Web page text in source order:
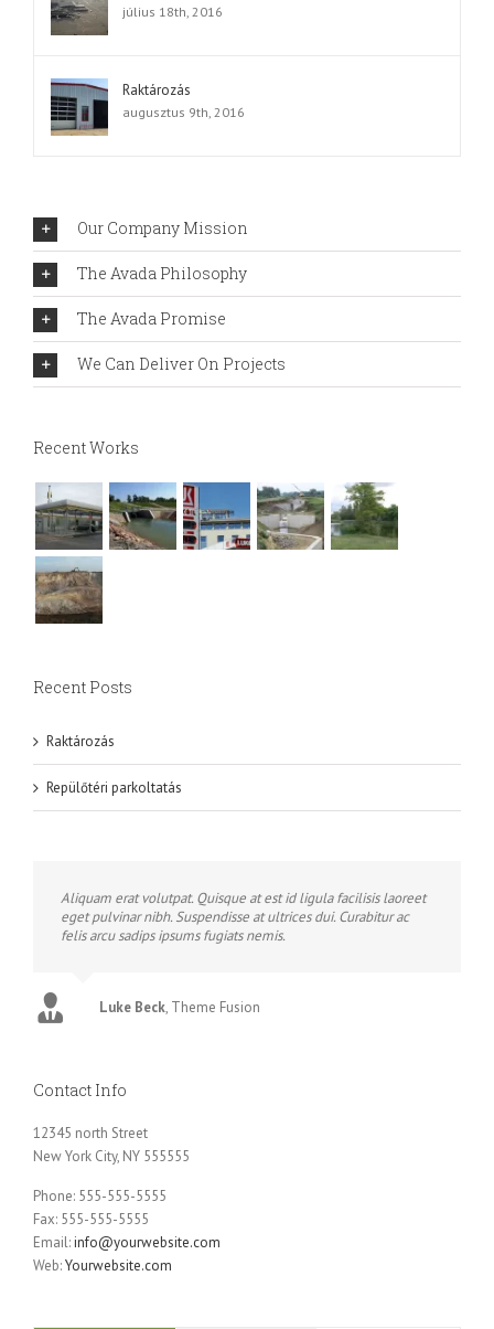
július 18th, 2016
Raktározás
augusztus 9th, 2016
Our Company Mission
The Avada Philosophy
The Avada Promise
We Can Deliver On Projects
Recent Works
Recent Posts
Raktározás
Repülőtéri parkoltatás
Aliquam erat volutpat. Quisque at est id ligula facilisis laoreet
eget pulvinar nibh. Suspendisse at ultrices dui. Curabitur ac
felis arcu sadips ipsums fugiats nemis.
Luke Beck, Theme Fusion
Contact Info
12345 north Street
New York City, NY 555555
Phone: 555-555-5555
Fax: 555-555-5555
Email:info@yourwebsite.com
Web:Yourwebsite.com